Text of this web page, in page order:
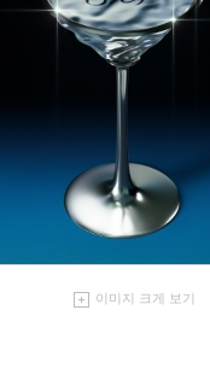
이미지 크게 보기